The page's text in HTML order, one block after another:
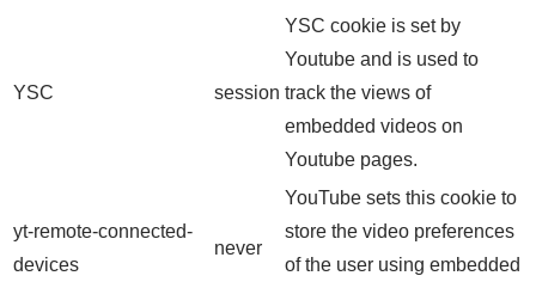
YSC session
YSC cookie is set by
Youtube and is used to
track the views of
embedded videos on
Youtube pages.
yt-remote-connected-
devices
never
YouTube sets this cookie to
store the video preferences
of the user using embedded